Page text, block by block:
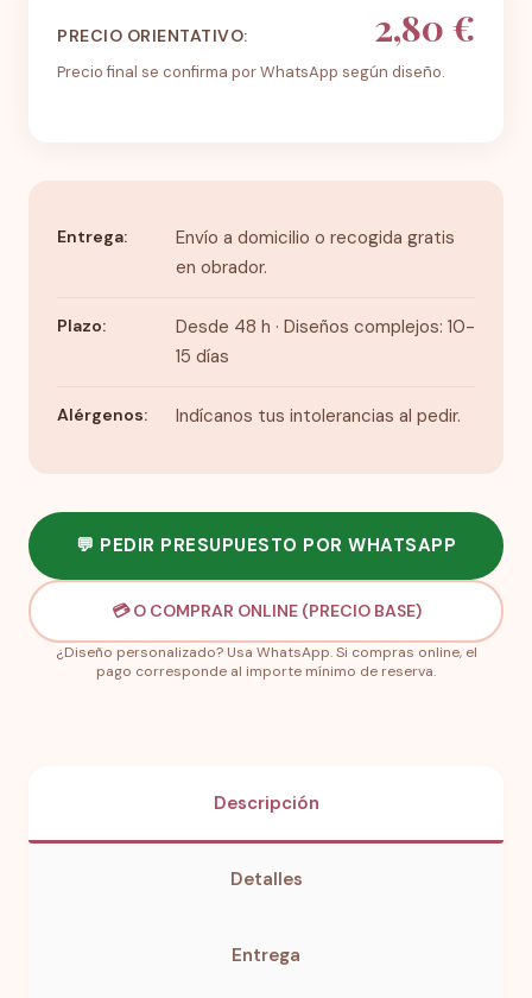
PRECIO ORIENTATIVO: 2,80 €
Precio final se confirma por WhatsApp según diseño.
Entrega:
Envío a domicilio o recogida gratis
en obrador.
Plazo:
Desde 48 h · Diseños complejos: 10-
15 días
Alérgenos: Indícanos tus intolerancias al pedir.
💬 PEDIR PRESUPUESTO POR WHATSAPP
💳 O COMPRAR ONLINE (PRECIO BASE)
¿Diseño personalizado? Usa WhatsApp. Si compras online, el
pago corresponde al importe mínimo de reserva.
Descripción
Detalles
Entrega